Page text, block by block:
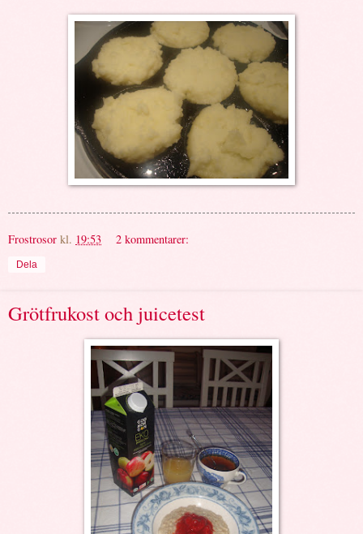
Frostrosor kl. 19:53 2 kommentarer:
Dela
Grötfrukost och juicetest